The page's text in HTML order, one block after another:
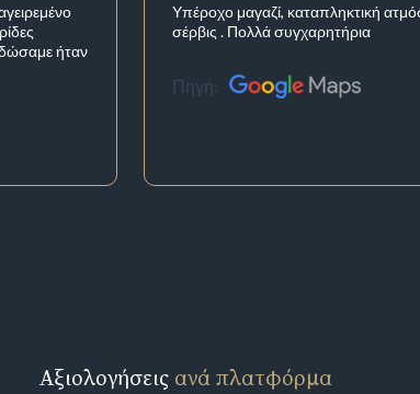
ήταν
Υπέροχο μαγαζί, καταπληκτική
σέρβις . Πολλά συγχαρητήρια
Πηγή:
Αξιολογήσεις ανά πλατφόρμα